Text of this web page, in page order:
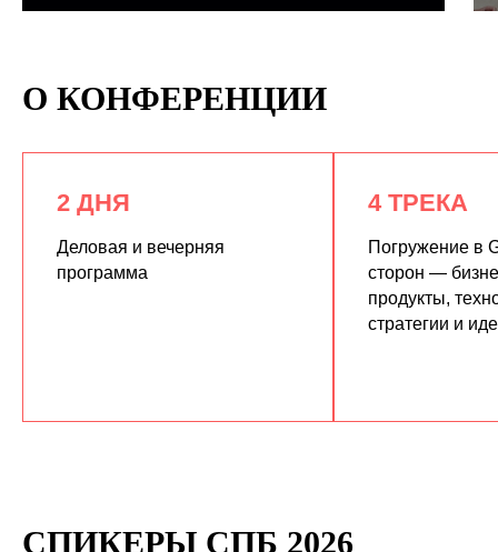
О КОНФЕРЕНЦИИ
2 ДНЯ
Деловая и вечерняя
программа
4 ТРЕКА
Погружение в
сторон —
продукты,
стратегии и
СПИКЕРЫ СПБ 2026